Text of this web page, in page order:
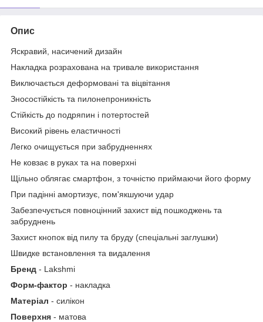
Опис
Яскравий, насичений дизайн
Накладка розрахована на тривале використання
Виключається деформовані та віцвітання
Зносостійкість та пилонепроникність
Стійкість до подряпин і потертостей
Високий рівень еластичності
Легко очищується при забрудненнях
Не ковзає в руках та на поверхні
Щільно облягає смартфон, з точністю приймаючи його форму
При падінні амортизує, пом'якшуючи удар
Забезпечується повноцінний захист від пошкоджень та
забруднень
Захист кнопок від пилу та бруду (спеціальні заглушки)
Швидке встановлення та видалення
Бренд - Lakshmi
Форм-фактор - накладка
Матеріал - силікон
Поверхня - матова